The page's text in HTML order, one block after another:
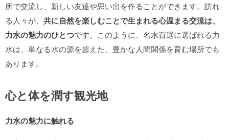
所で交流し、新しい友達や思い出を作ることができます。訪れ
る人々が、 共に自然を楽しむことで生まれる心温まる交流は、
力水の魅力のひとつです。このように、名水百選に選ばれる力
水は、単なる水の源を超えた、豊かな人間関係を育む場所でも
あります。
心と体を潤す観光地
力水の魅力に触れる